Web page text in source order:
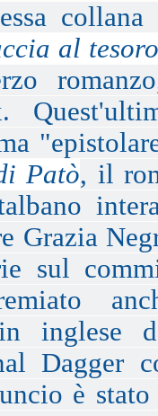
al tesoro
Patò, il
Grazia
sul
inglese
Dagger
è